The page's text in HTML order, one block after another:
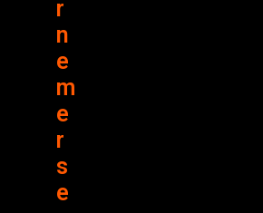
r
n
e
m
e
r
s
e